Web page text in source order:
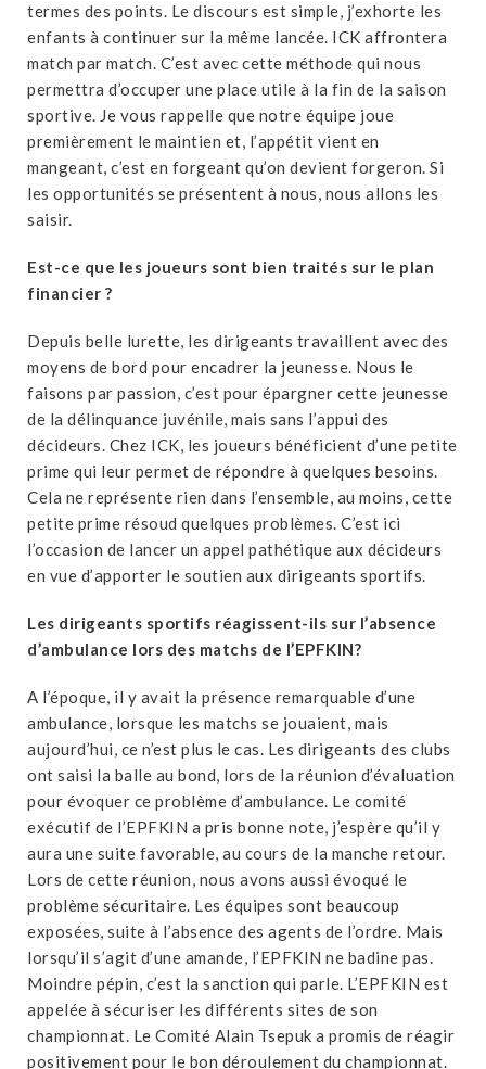
termes des points. Le discours est simple, j’exhorte les
enfants à continuer sur la même lancée. ICK affrontera
match par match. C’est avec cette méthode qui nous
permettra d’occuper une place utile à la fin de la saison
sportive. Je vous rappelle que notre équipe joue
premièrement le maintien et, l’appétit vient en
mangeant, c’est en forgeant qu’on devient forgeron. Si
les opportunités se présentent à nous, nous allons les
saisir.
Est-ce que les joueurs sont bien traités sur le plan
financier ?
Depuis belle lurette, les dirigeants travaillent avec des
moyens de bord pour encadrer la jeunesse. Nous le
faisons par passion, c’est pour épargner cette jeunesse
de la délinquance juvénile, mais sans l’appui des
décideurs. Chez ICK, les joueurs bénéficient d’une petite
prime qui leur permet de répondre à quelques besoins.
Cela ne représente rien dans l’ensemble, au moins, cette
petite prime résoud quelques problèmes. C’est ici
l’occasion de lancer un appel pathétique aux décideurs
en vue d’apporter le soutien aux dirigeants sportifs.
Les dirigeants sportifs réagissent-ils sur l’absence
d’ambulance lors des matchs de l’EPFKIN?
A l’époque, il y avait la présence remarquable d’une
ambulance, lorsque les matchs se jouaient, mais
aujourd’hui, ce n’est plus le cas. Les dirigeants des clubs
ont saisi la balle au bond, lors de la réunion d’évaluation
pour évoquer ce problème d’ambulance. Le comité
exécutif de l’EPFKIN a pris bonne note, j’espère qu’il y
aura une suite favorable, au cours de la manche retour.
Lors de cette réunion, nous avons aussi évoqué le
problème sécuritaire. Les équipes sont beaucoup
exposées, suite à l’absence des agents de l’ordre. Mais
lorsqu’il s’agit d’une amande, l’EPFKIN ne badine pas.
Moindre pépin, c’est la sanction qui parle. L’EPFKIN est
appelée à sécuriser les différents sites de son
championnat. Le Comité Alain Tsepuk a promis de réagir
positivement pour le bon déroulement du championnat.